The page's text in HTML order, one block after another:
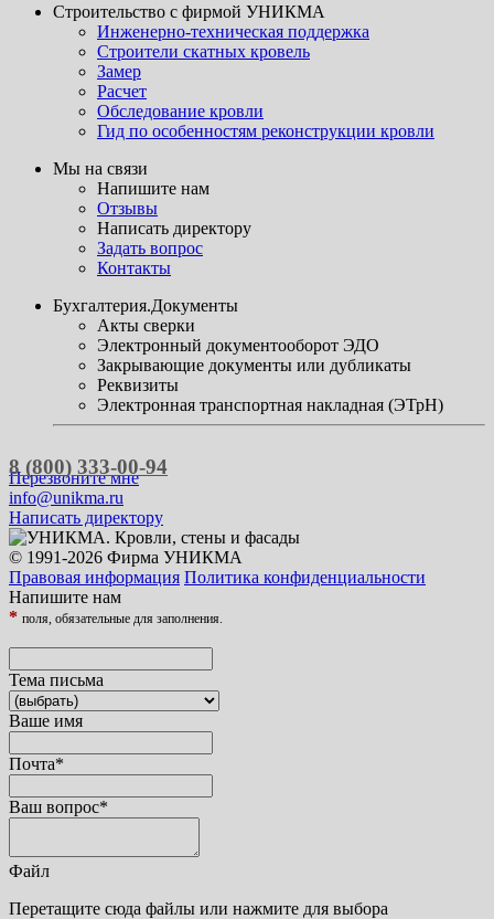
Строительство с фирмой УНИКМА
Инженерно-техническая поддержка
Строители скатных кровель
Замер
Расчет
Обследование кровли
Гид по особенностям реконструкции кровли
Мы на связи
Напишите нам
Отзывы
Написать директору
Задать вопрос
Контакты
Бухгалтерия.Документы
Акты сверки
Электронный документооборот ЭДО
Закрывающие документы или дубликаты
Реквизиты
Электронная транспортная накладная (ЭТрН)
8 (800) 333-00-94
Перезвоните мне
info@unikma.ru
Написать директору
© 1991-2026 Фирма УНИКМА
Правовая информация Политика конфиденциальности
Напишите нам
* поля, обязательные для заполнения.
Тема письма
Ваше имя
Почта*
Ваш вопрос*
Файл
Перетащите сюда файлы или нажмите для выбора